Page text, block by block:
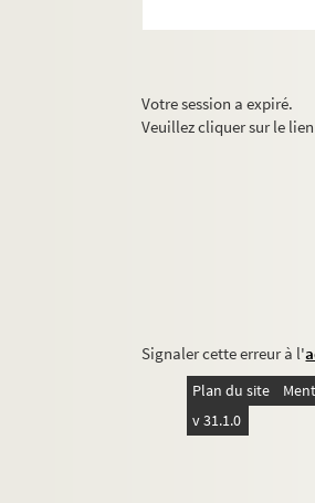
Votre session a expiré.
Veuillez cliquer sur le
Signaler cette erreur à l'
Plan du site
v 31.1.0